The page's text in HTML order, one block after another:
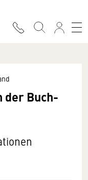
der Buch-